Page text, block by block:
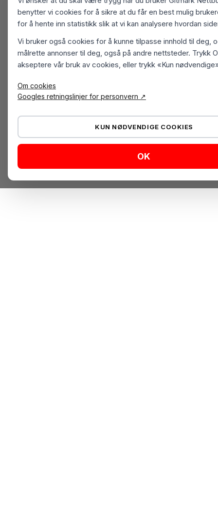
benytter vi cookies for å sikre at du får en best mulig
for å hente inn statistikk slik at vi kan analysere hvordan
Vi bruker også cookies for å kunne tilpasse innhold til deg,
målrette annonser til deg, også på andre nettsteder. Trykk
akseptere vår bruk av cookies, eller trykk «Kun
Om cookies
Googles retningslinjer for personvern ↗
KUN NØDVENDIGE COOKIES
OK